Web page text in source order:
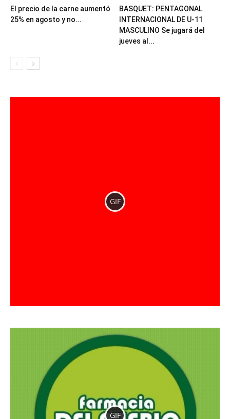
El precio de la carne aumentó
25% en agosto y no...
BASQUET: PENTAGONAL
INTERNACIONAL DE U-11
MASCULINO Se jugará del
jueves al...
GIF
GIF